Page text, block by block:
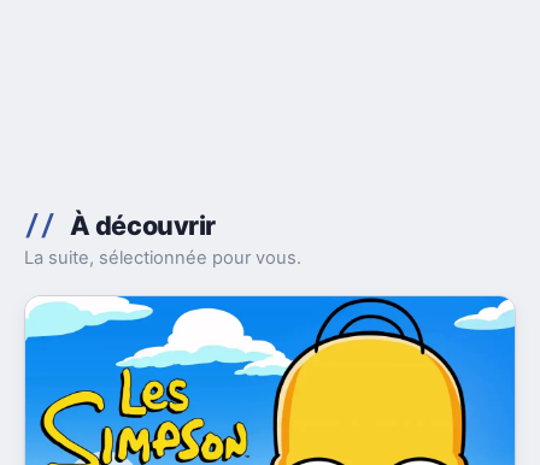
À découvrir
La suite, sélectionnée pour vous.